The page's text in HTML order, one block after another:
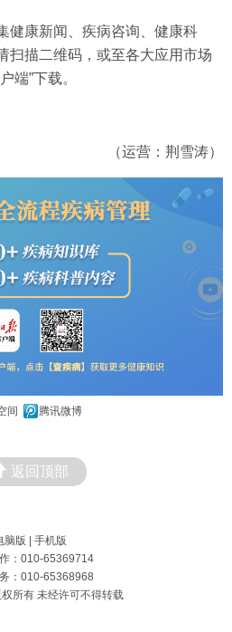
健康新闻、疾病咨询、健康科
扫描二维码，或至各大应用市场
端”下载。
（运营：荆雪涛）
间 腾讯微博
返回顶部
脑版 | 手机版
：010-65369714
：010-65368968
所有 未经许可不得转载